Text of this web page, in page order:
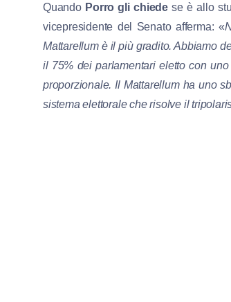
Quando Porro gli chiede se è allo
vicepresidente del Senato afferma: «
Mattarellum è il più gradito. Abbiamo
il 75% dei parlamentari eletto con
proporzionale. Il Mattarellum ha uno
sistema elettorale che risolve il